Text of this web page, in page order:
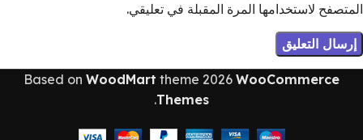
المتصفح لاستخدامها المرة المقبلة في تعليقي.
Based on WoodMart theme 2026 WooCommerce
Themes
.